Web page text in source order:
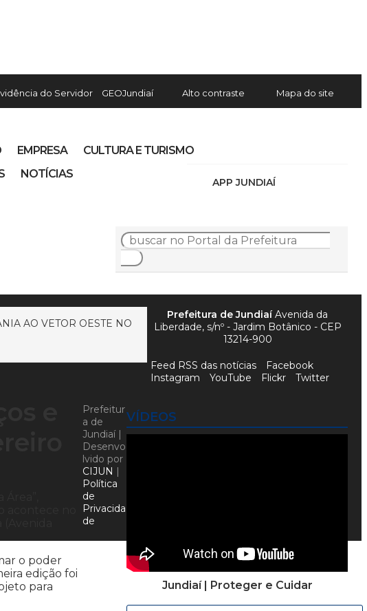
do Servidor GEOJundiaí Alto contraste Mapa do site
APP JUNDIAÍ
EMPRESA
CULTURA E TURISMO
NOTÍCIAS
AO VETOR OESTE NO
o poder
edição foi
para
VÍDEOS
Jundiaí | Proteger e Cuidar
Prefeitura de JundiaíAvenida da
Liberdade, s/nº - Jardim Botânico - CEP
13214-900
Feed RSS das notícias
Facebook
Instagram
YouTube Flickr Twitter
Prefeitur
a de
Jundiaí |
Desenvo
lvido por
CIJUN |
Política
de
Privacida
de